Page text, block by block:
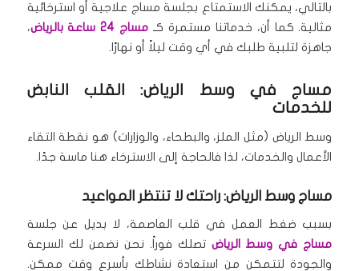
بالتالي، يمكنك الاستمتاع بجلسة مساج علاجية أو استرخائية
مثالية.كما أن، خدماتنا مستمرة كـ مساج 24 ساعة بالرياض
،
جاهزة لتلبية طلبك في أي وقت ليلاً أو نهارًا.
مساج في وسط الرياض: القلب النابض
للخدمات
وسط الرياض (مثل الملز، والبطحاء، والوزارات) هو نقطة التقاء
الأعمال والخدمات، لذا فالحاجة إلى الاسترخاء هنا ماسة جدًا.
مساج وسط الرياض: راحتك لا تنتظر المواعيد
بسبب ضغط العمل في قلب العاصمة، لا بديل عن جلسة
مساج في وسط الرياض تصلك فوراً. نحن نضمن لك السرعة
والجودة لتتمكن من استعادة نشاطك بأسرع وقت ممكن.